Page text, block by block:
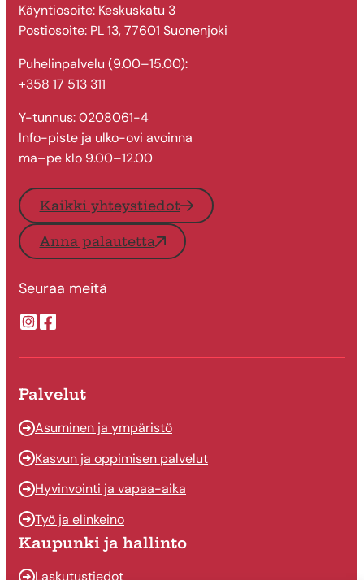
Käyntiosoite: Keskuskatu 3
Postiosoite: PL 13, 77601 Suonenjoki
Puhelinpalvelu (9.00–15.00):
+358 17 513 311
Y-tunnus: 0208061-4
Info-piste ja ulko-ovi avoinna
ma–pe klo 9.00–12.00
Kaikki yhteystiedot
Anna palautetta
Seuraa meitä
Suonenjoen kaupungin Instragram
Suonenjoen kaupungin Facebook
Palvelut
Asuminen ja ympäristö
Kasvun ja oppimisen palvelut
Hyvinvointi ja vapaa-aika
Työ ja elinkeino
Kaupunki ja hallinto
Laskutustiedot